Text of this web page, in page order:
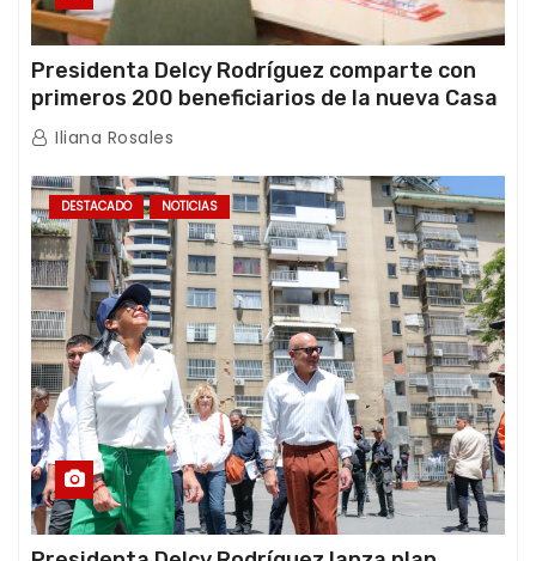
Presidenta Delcy Rodríguez comparte con
primeros 200 beneficiarios de la nueva Casa
de los Abuelos “La Primavera” en Caracas
Iliana Rosales
DESTACADO NOTICIAS